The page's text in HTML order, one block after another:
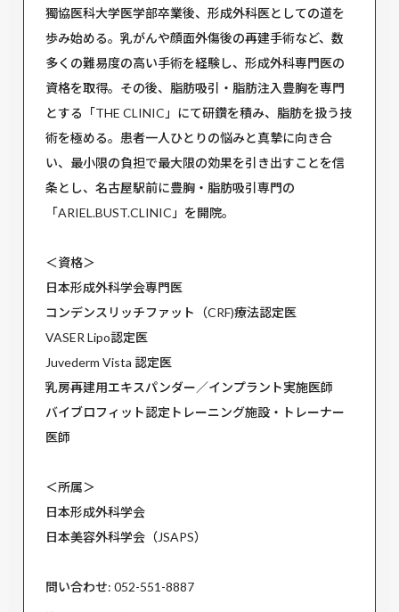
獨協医科大学医学部卒業後、形成外科医としての道を
歩み始める。乳がんや顔面外傷後の再建手術など、数
多くの難易度の高い手術を経験し、形成外科専門医の
資格を取得。その後、脂肪吸引・脂肪注入豊胸を専門
とする「THE CLINIC」にて研鑽を積み、脂肪を扱う技
術を極める。患者一人ひとりの悩みと真摯に向き合
い、最小限の負担で最大限の効果を引き出すことを信
条とし、名古屋駅前に豊胸・脂肪吸引専門の
「ARIEL.BUST.CLINIC」を開院。
＜資格＞
日本形成外科学会専門医
コンデンスリッチファット（CRF)療法認定医
VASER Lipo認定医
Juvederm Vista 認定医
乳房再建用エキスパンダー／インプラント実施医師
バイブロフィット認定トレーニング施設・トレーナー
医師
＜所属＞
日本形成外科学会
日本美容外科学会（JSAPS）
問い合わせ: 052-551-8887